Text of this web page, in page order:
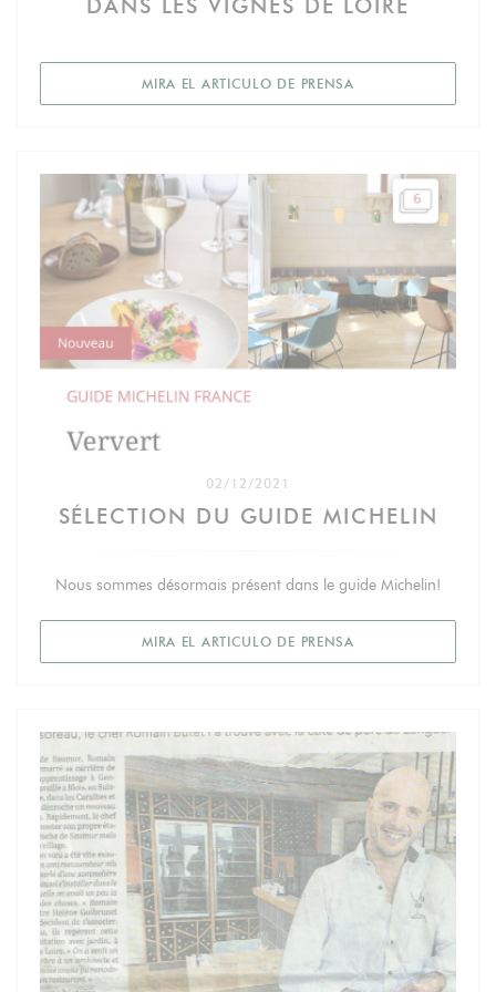
MIRA EL ARTICULO DE PRENSA
02/12/2021
SÉLECTION DU GUIDE MICHELIN
Nous sommes désormais présent dans le guide Michelin!
MIRA EL ARTICULO DE PRENSA((ABRE EN UNA